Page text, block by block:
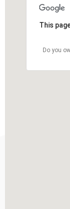
This
Do you